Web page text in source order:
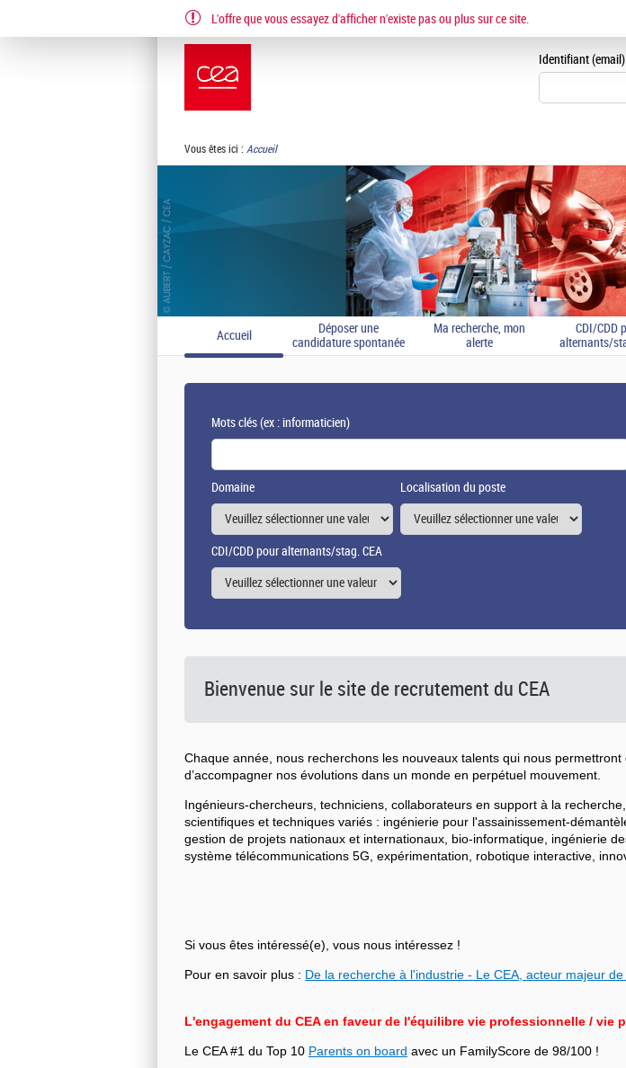
EN FR
Identifiant (email)
Vous êtes ici : Accueil
Accueil
Déposer une
candidature spontanée
Ma recherche, mon
alerte
CDI/CDD
alternants/
Mots clés(ex : informaticien)
Domaine Localisation du poste
CDI/CDD pour alternants/stag. CEA
L'offre que vous essayez d'afficher n'existe pas ou plus sur ce site.
Bienvenue sur le site de recrutement du CEA
Chaque année, nous recherchons les nouveaux talents qui nous
d’accompagner nos évolutions dans un monde en perpétuel mouvement.
Ingénieurs-chercheurs, techniciens, collaborateurs en support à la
scientifiques et techniques variés : ingénierie pour l'assainissement-
gestion de projets nationaux et internationaux, bio-informatique, ingénierie
système télécommunications 5G, expérimentation, robotique interactive,
Si vous êtes intéressé(e), vous nous intéressez !
Pour en savoir plus : De la recherche à l'industrie - Le CEA, acteur majeur
L'engagement du CEA en faveur de l'équilibre vie professionnelle / vie
Le CEA #1 du Top 10 Parents on board avec un FamilyScore de 98/100 !